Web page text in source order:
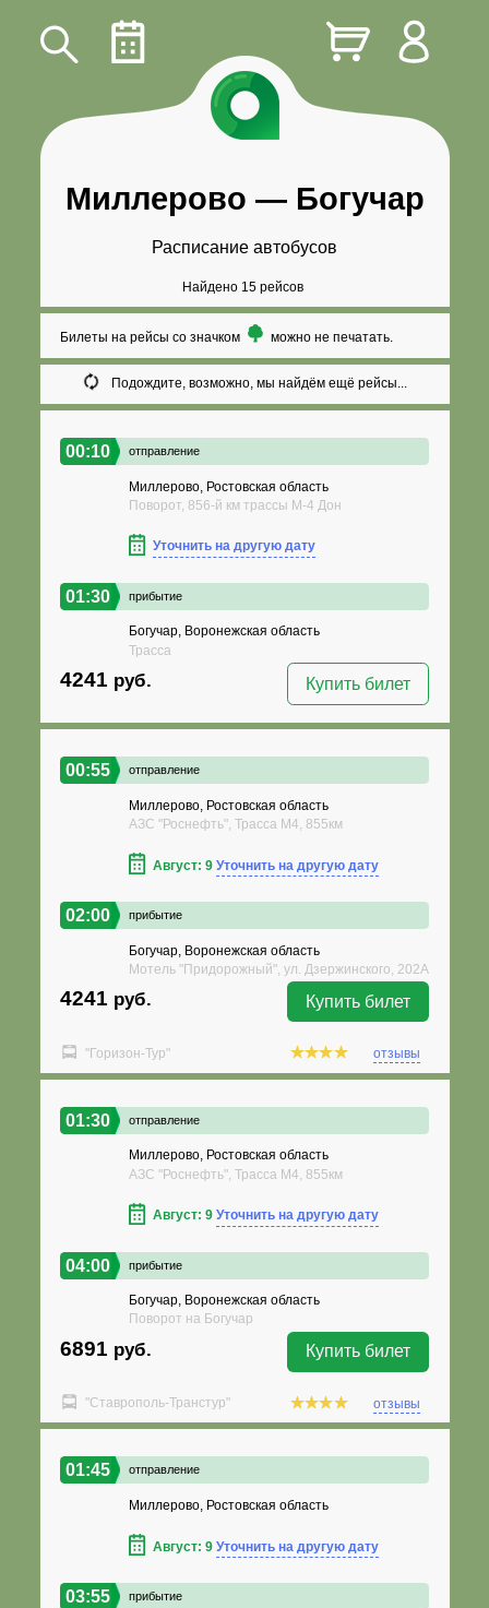
Миллерово — Богучар
Расписание автобусов
Найдено 15 рейсов
Билеты на рейсы со значком можно не печатать.
Подождите, возможно, мы найдём ещё рейсы...
00:10 отправление
Миллерово, Ростовская область
Поворот, 856-й км трассы М-4 Дон
Уточнить на другую дату
01:30 прибытие
Богучар, Воронежская область
Трасса
4241 руб. Купить билет
00:55 отправление
Миллерово, Ростовская область
АЗС "Роснефть", Трасса М4, 855км
Август: 9 Уточнить на другую дату
02:00 прибытие
Богучар, Воронежская область
Мотель "Придорожный", ул. Дзержинского, 202А
4241 руб. Купить билет
"Горизон-Тур" отзывы
01:30 отправление
Миллерово, Ростовская область
АЗС "Роснефть", Трасса М4, 855км
Август: 9 Уточнить на другую дату
04:00 прибытие
Богучар, Воронежская область
Поворот на Богучар
6891 руб. Купить билет
"Ставрополь-Транстур" отзывы
01:45 отправление
Миллерово, Ростовская область
Август: 9 Уточнить на другую дату
03:55 прибытие